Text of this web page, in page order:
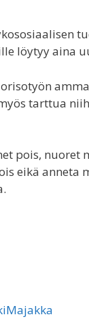
löytyy aina
tarttua
pois, nuoret
eikä